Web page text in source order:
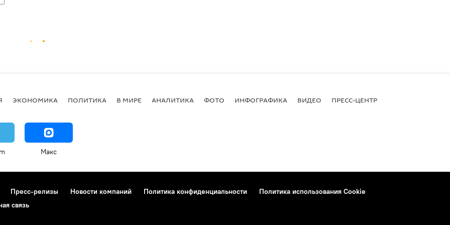
ЭКОНОМИКА ПОЛИТИКА В МИРЕ АНАЛИТИКА ФОТО ИНФОГРАФИКА ВИДЕО ПРЕСС-ЦЕНТР
Макс
Пресс-релизы Новости компаний Политика конфиденциальности
Политика использования Cookie
связь